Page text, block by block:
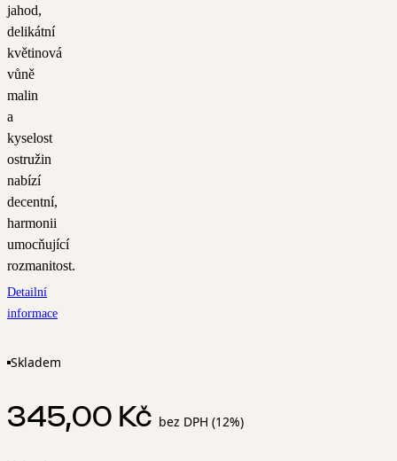
jahod,
delikátní
květinová
vůně
malin
a
kyselost
ostružin
nabízí
decentní,
harmonii
umocňující
rozmanitost.
Detailní
informace
Skladem
345,00 Kč bez DPH (12%)